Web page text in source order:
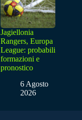
Jagiellonia
Rangers, Europa
League: probabili
formazioni e
pronostico
6 Agosto
2026